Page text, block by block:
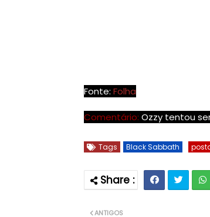
Fonte: Folha
Comentário: Ozzy tentou
Tags Black Sabbath
ANTIGOS